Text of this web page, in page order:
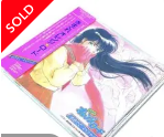
かる ポストカード３
枚セット 未使用